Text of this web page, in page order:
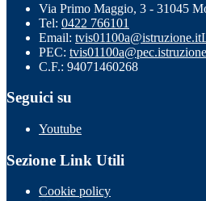
Via Primo Maggio, 3 - 31045
Tel: 0422 766101
Email: tvis01100a@istruzione.it
PEC:
C.F.: 94071460268
Seguici su
Youtube
Sezione Link Utili
Cookie policy